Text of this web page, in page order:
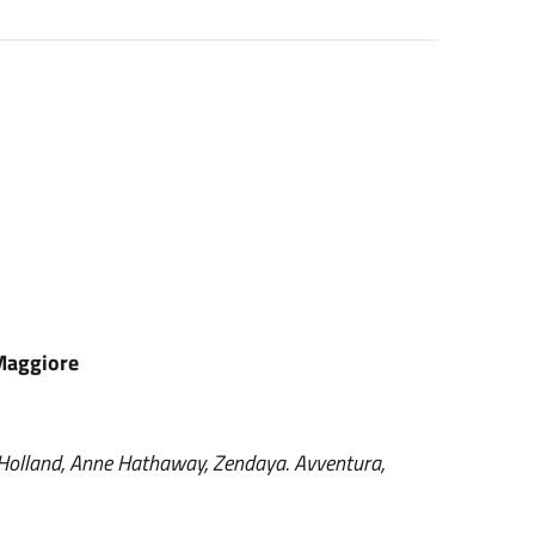
Anne Hathaway, Zendaya. Avventura,